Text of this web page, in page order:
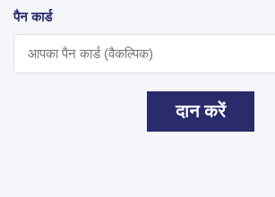
पैन कार्ड
दान करें